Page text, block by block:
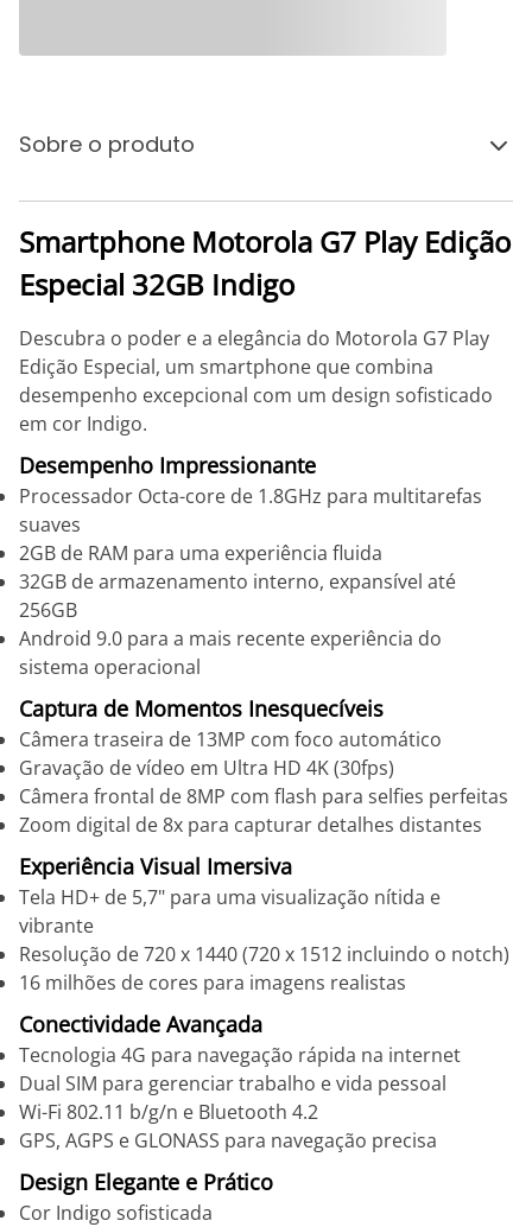
Sobre o produto
Smartphone Motorola G7 Play Edição
Especial 32GB Indigo
Descubra o poder e a elegância do Motorola G7 Play
Edição Especial, um smartphone que combina
desempenho excepcional com um design sofisticado
em cor Indigo.
Desempenho Impressionante
Processador Octa-core de 1.8GHz para multitarefas
suaves
2GB de RAM para uma experiência fluida
32GB de armazenamento interno, expansível até
256GB
Android 9.0 para a mais recente experiência do
sistema operacional
Captura de Momentos Inesquecíveis
Câmera traseira de 13MP com foco automático
Gravação de vídeo em Ultra HD 4K (30fps)
Câmera frontal de 8MP com flash para selfies perfeitas
Zoom digital de 8x para capturar detalhes distantes
Experiência Visual Imersiva
Tela HD+ de 5,7" para uma visualização nítida e
vibrante
Resolução de 720 x 1440 (720 x 1512 incluindo o notch)
16 milhões de cores para imagens realistas
Conectividade Avançada
Tecnologia 4G para navegação rápida na internet
Dual SIM para gerenciar trabalho e vida pessoal
Wi-Fi 802.11 b/g/n e Bluetooth 4.2
GPS, AGPS e GLONASS para navegação precisa
Design Elegante e Prático
Cor Indigo sofisticada